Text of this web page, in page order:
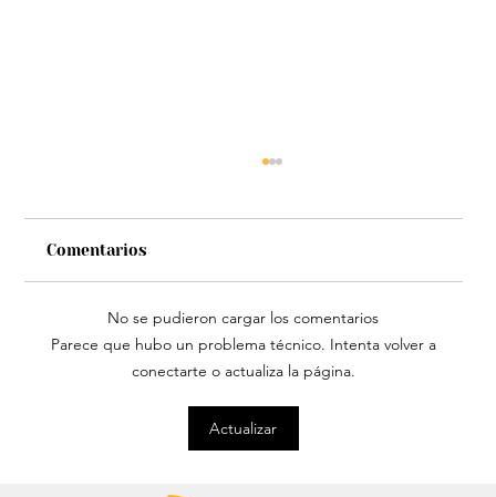
Estatua de John Lennon, que era de
Carlos Lehder, regresó al Quindío y
Comentarios
No se pudieron cargar los comentarios
Parece que hubo un problema técnico. Intenta volver a
conectarte o actualiza la página.
Actualizar